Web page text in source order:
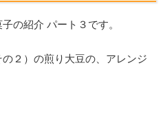
の紹介 パート３です。
２）の煎り大豆の、アレンジ